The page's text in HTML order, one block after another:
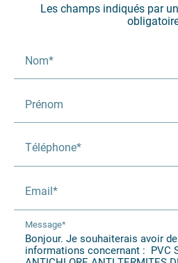
Les champs indiqués par
Nom*
Prénom
Téléphone*
Email*
Message*